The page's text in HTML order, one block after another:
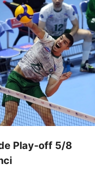
Play-off 5/8